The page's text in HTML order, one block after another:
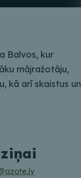
Balvos, kur
mājražotāju,
kā arī skaistus un